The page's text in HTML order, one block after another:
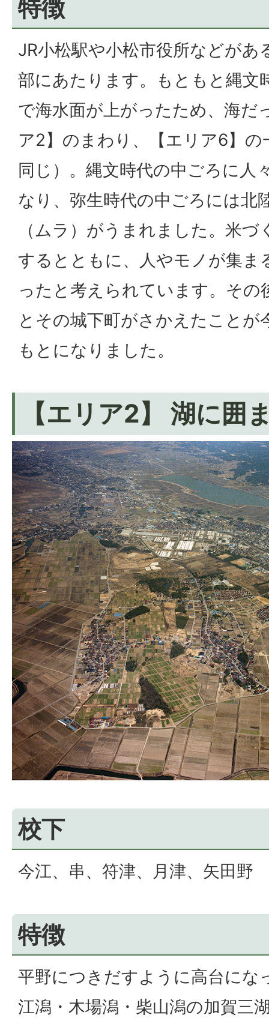
特徴
JR小松駅や小松市役所などがあ
部にあたります。もともと縄文
で海水面が上がったため、海だ
ア2】のまわり、【エリア6】
同じ）。縄文時代の中ごろに人
なり、弥生時代の中ごろには北
（ムラ）がうまれました。米
するとともに、人やモノが集ま
ったと考えられています。その
とその城下町がさかえたことが
もとになりました。
【エリア2】 湖に囲
校下
今江、串、符津、月津、矢田野
特徴
平野につきだすように高台にな
江潟・木場潟・柴山潟の加賀三